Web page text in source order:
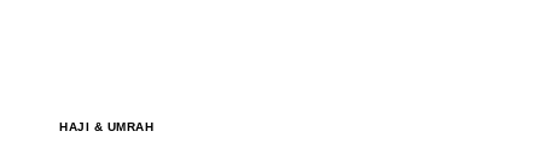
HAJI & UMRAH